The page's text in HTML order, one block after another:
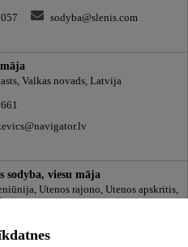
sodyba@slenis.com
Valkas novads, Latvija
sodyba, viesu māja
Utenos rajono, Utenos apskritis,